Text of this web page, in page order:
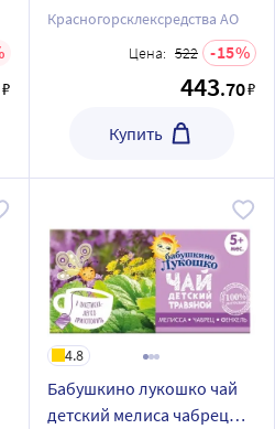
₽
СПОКОЙНОГО СНА
фильтр-пакеты (20шт) со
Красногорсклексредства АО
Цена: 522 15
443.70₽
Купить
4.8
Бабушкино лукошко чай
детский мелиса чабрец